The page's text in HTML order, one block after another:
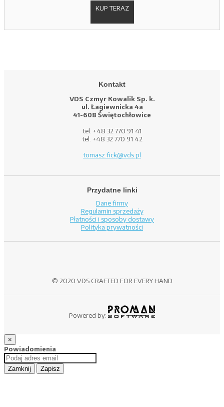
KUP TERAZ
Kontakt
VDS Czmyr Kowalik Sp. k.
ul. Łagiewnicka 4a
41-608 Świętochłowice
tel. +48 32 770 91 41
tel. +48 32 770 91 42
tomasz.fick@vds.pl
Przydatne linki
Dane firmy
Regulamin sprzedaży
Płatności i sposoby dostawy
Polityka prywatności
© 2020 VDS CRAFTED FOR EVERY HAND
Powered by:
×
Powiadomienia
Zamknij Zapisz